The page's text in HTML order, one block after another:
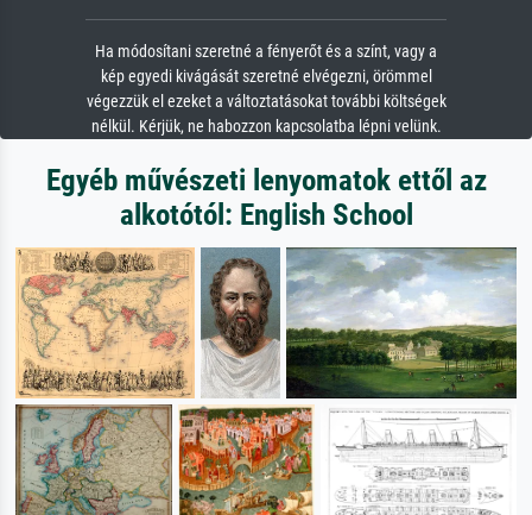
Ha módosítani szeretné a fényerőt és a színt, vagy a
kép egyedi kivágását szeretné elvégezni, örömmel
végezzük el ezeket a változtatásokat további költségek
nélkül. Kérjük, ne habozzon kapcsolatba lépni velünk.
Egyéb művészeti lenyomatok ettől az
alkotótól: English School